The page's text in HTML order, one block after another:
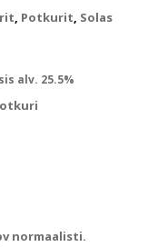
, Potkurit, Solas
Nykyinen
sis alv. 25.5%
normaalisti.